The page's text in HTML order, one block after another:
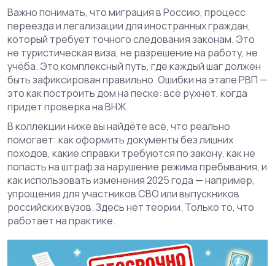
Важно понимать, чтомиграция в Россию, процесс
переезда и легализации для иностранных граждан,
который требует точного следования законам. Это
не туристическая виза, не разрешение на работу, не
учёба. Это комплексный путь, где каждый шаг должен
быть зафиксирован правильно. Ошибки на этапе РВП —
это как построить дом на песке: всё рухнет, когда
придет проверка на ВНЖ.
В коллекции ниже вы найдёте всё, что реально
помогает: как оформить документы без лишних
походов, какие справки требуются по закону, как не
попасть на штраф за нарушение режима пребывания, и
как использовать изменения 2025 года — например,
упрощения для участников СВО или выпускников
российских вузов. Здесь нет теории. Только то, что
работает на практике.